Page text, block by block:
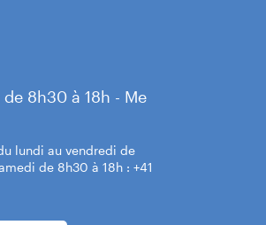
de 8h30 à 18h - Me
lundi au vendredi de
de 8h30 à 18h : +41